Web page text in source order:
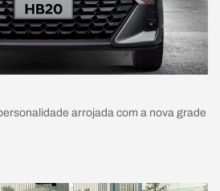
arrojada com a nova grade